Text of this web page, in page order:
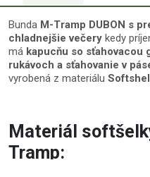
Bunda M-Tramp DUBON s
chladnejšie večery kedy
má kapucňu so sťahovacou
rukávoch a sťahovanie v
vyrobená z materiálu
Materiál
Tramp: